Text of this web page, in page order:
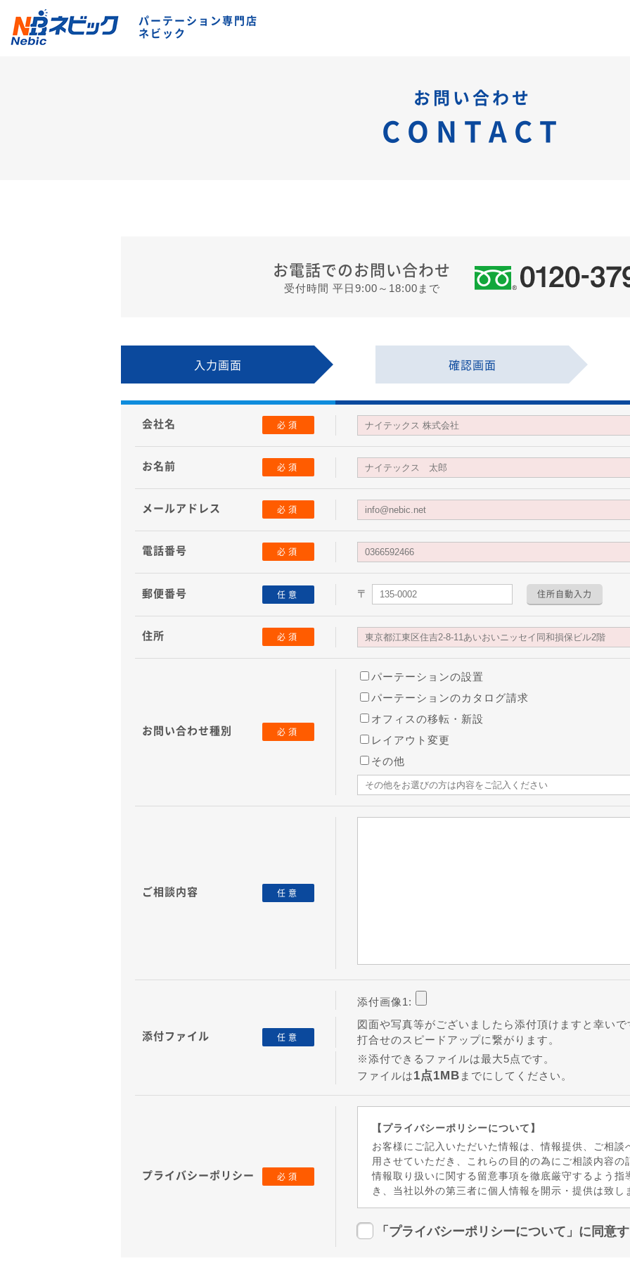
パーテーション専門店
ネビック
お問い合わせ
CONTACT
お電話でのお問い合わせ
受付時間 平日9:00～18:00まで
入力画面 確認画面
会社名 必須
お名前 必須
メールアドレス 必須
電話番号 必須
郵便番号 任意 〒 住所自動入力
住所 必須
お問い合わせ種別 必須
パーテーションの設置
パーテーションのカタログ請求
オフィスの移転・新設
レイアウト変更
その他
ご相談内容 任意
添付ファイル 任意
添付画像1:
図面や写真等がございましたら添付頂けますと幸いで
打合せのスピードアップに繋がります。
※添付できるファイルは最大5点です。
ファイルは1点1MB までにしてください。
プライバシーポリシー 必須
【プライバシーポリシーについて】
お客様にご記入いただいた情報は、情報提供、ご相
用させていただき、これらの目的の為にご相談内容
情報取り扱いに関する留意事項を徹底厳守するよう
き、当社以外の第三者に個人情報を開示・提供は致
「プライバシーポリシーについて」 に同意